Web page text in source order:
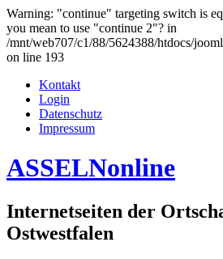
Warning: "continue" targeting switch is
you mean to use "continue 2"? in
/mnt/web707/c1/88/5624388/htdocs/
on line 193
Kontakt
Login
Datenschutz
Impressum
ASSELNonline
Internetseiten der
Ostwestfalen